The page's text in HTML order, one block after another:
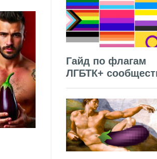
Гайд по флагам
ЛГБТК+